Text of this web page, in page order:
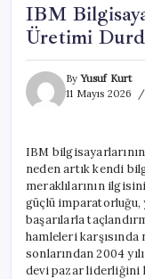
IBM
Üretimi
ByYusuf Kurt
11 Mayıs 2026
IBM
neden artık kendi
meraklılarının
güçlü imparatorluğu,
başarılarla
hamleleri karşısında
sonlarından 2004
devi pazar liderliğini